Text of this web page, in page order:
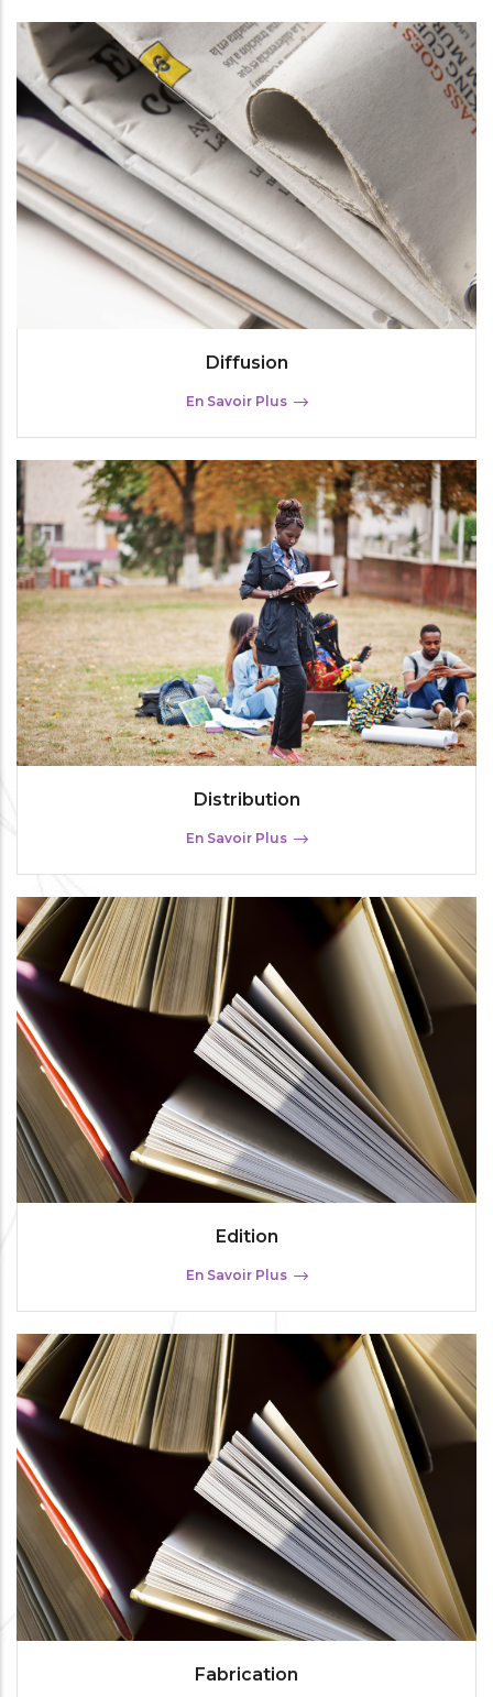
Diffusion
En Savoir Plus
Distribution
En Savoir Plus
Edition
En Savoir Plus
Fabrication